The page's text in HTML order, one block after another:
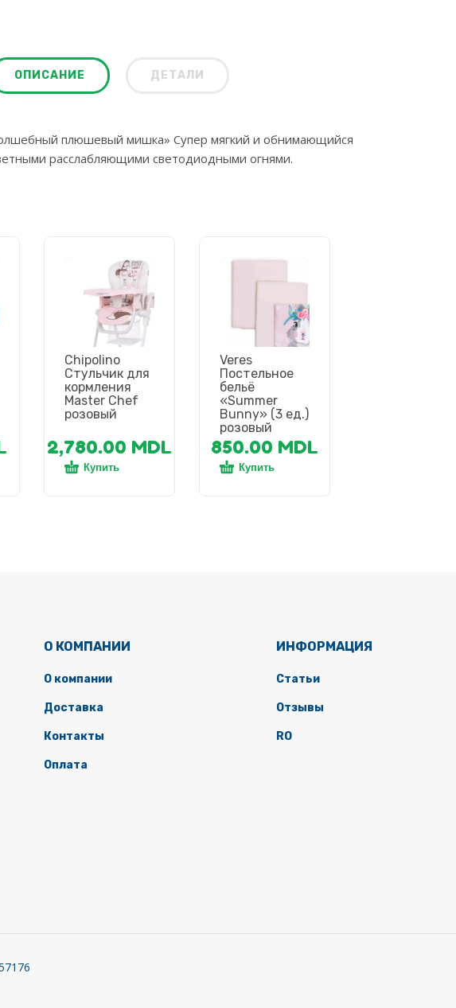
ОПИСАНИЕ ДЕТАЛИ
плюшевый мишка» Супер мягкий и обнимающийся
расслабляющими светодиодными огнями.
Chipolino
Стульчик для
кормления
Master Chef
розовый
2,780.00 MDL
Купить
Veres
Постельное
бельё
«Summer
Bunny» (3 ед.)
розовый
850.00 MDL
Купить
О КОМПАНИИ
О компании
Доставка
Контакты
Оплата
ИНФОРМАЦИЯ
Статьи
Отзывы
RO